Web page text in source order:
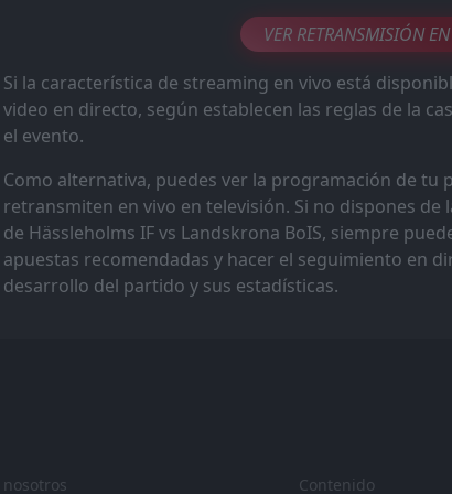
12:00
24Jan
Landskrona BoIS
trelleborgs FF
FT
20 Aug
Landskrona BoIS
VER RETRANSMISIÓN
Si la característica de streaming en vivo está
video en directo, según establecen las reglas de la
el evento.
Como alternativa, puedes ver la programación de tu
retransmiten en vivo en televisión. Si no dispones
de Hässleholms IF vs Landskrona BoIS, siempre
apuestas recomendadas y hacer el seguimiento en
desarrollo del partido y sus estadísticas.
nosotros Contenido